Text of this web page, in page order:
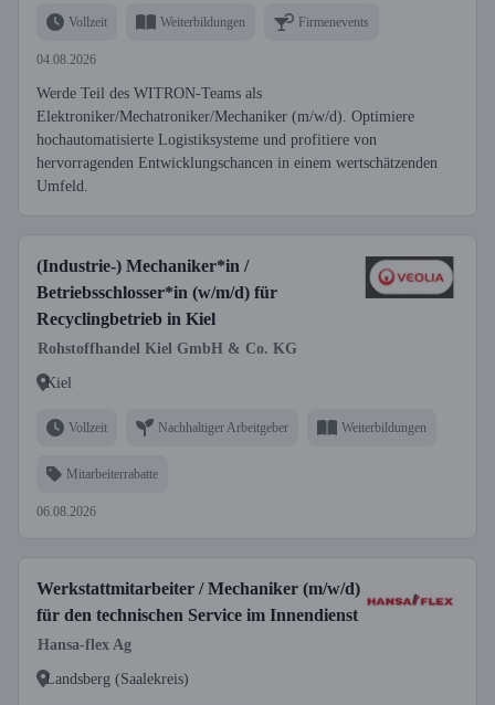
Vollzeit Weiterbildungen Firmenevents
04.08.2026
Werde Teil des WITRON-Teams als
Elektroniker/Mechatroniker/Mechaniker (m/w/d). Optimiere
hochautomatisierte Logistiksysteme und profitiere von
hervorragenden Entwicklungschancen in einem wertschätzenden
Umfeld.
(Industrie-) Mechaniker*in /
Betriebsschlosser*in (w/m/d) für
Recyclingbetrieb in Kiel
Rohstoffhandel Kiel GmbH & Co. KG
Kiel
Vollzeit Nachhaltiger Arbeitgeber Weiterbildungen
Mitarbeiterrabatte
06.08.2026
Werkstattmitarbeiter / Mechaniker (m/w/d)
für den technischen Service im Innendienst
Hansa-flex Ag
Landsberg (Saalekreis)